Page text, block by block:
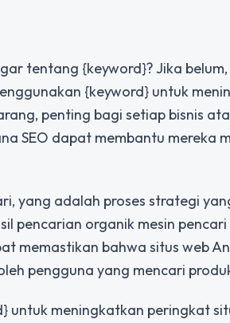
tentang {keyword}? Jika
{keyword} untuk
penting bagi setiap bisnis
SEO dapat membantu mereka
yang adalah proses strategi
pencarian organik mesin
memastikan bahwa situs web
pengguna yang mencari
meningkatkan peringkat